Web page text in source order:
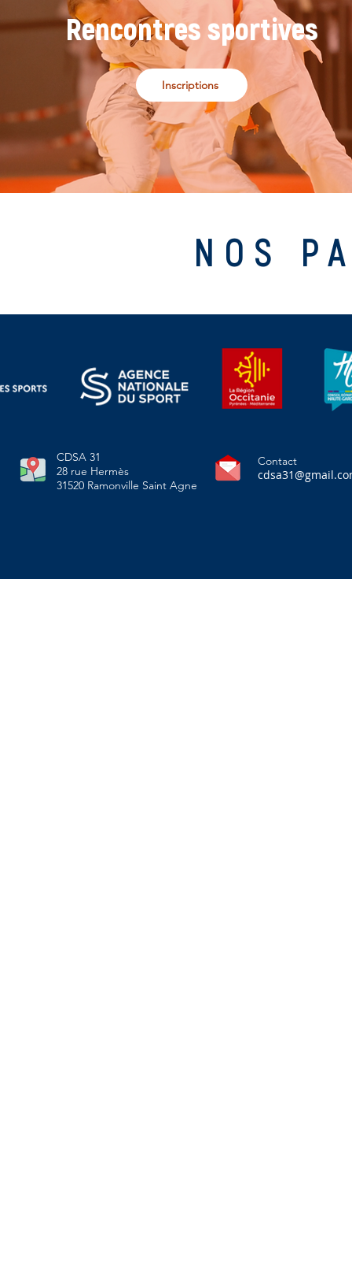
Rencontres sportives
Inscriptions
NOS
CDSA 31
28 rue Hermès
31520 Ramonville Saint Agne
Contact